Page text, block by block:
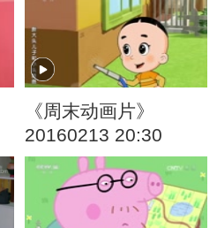
《周末动画片》
20160213 20:30